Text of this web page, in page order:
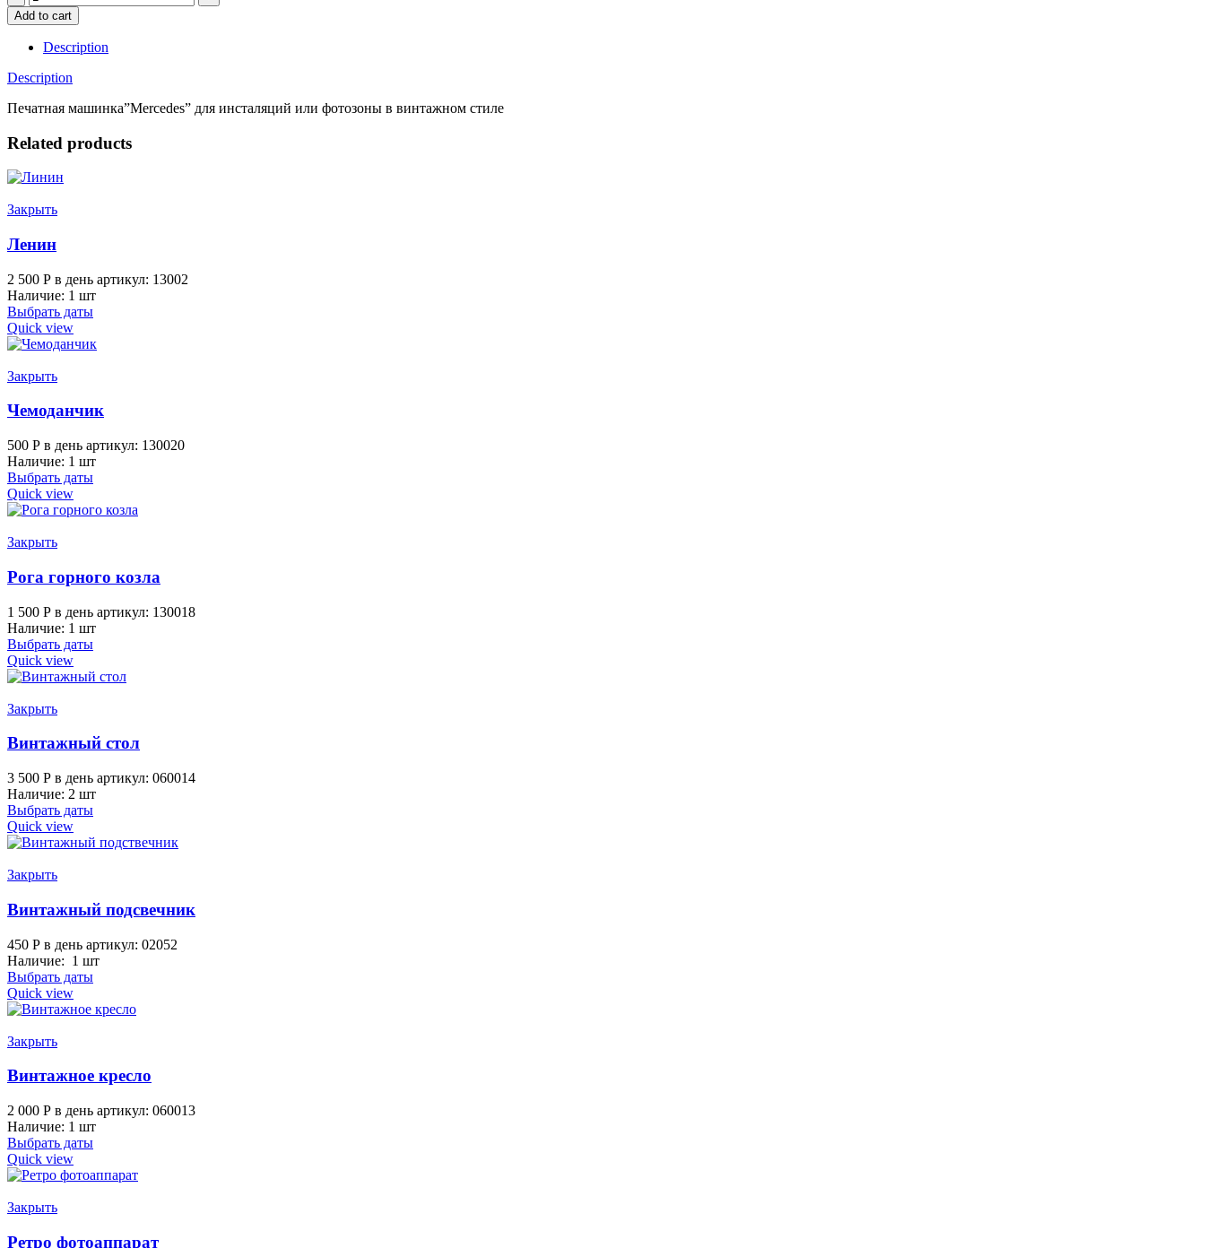
машинка"Mercedes"
quantity
Add to cart
Description
Description
Печатная машинка”Mercedes” для инсталяций или фотозоны в винтажном стиле
Related products
Закрыть
Ленин
2 500 Р в день артикул: 13002
Наличие: 1 шт
Выбрать даты
Quick view
Закрыть
Чемоданчик
500 Р в день артикул: 130020
Наличие: 1 шт
Выбрать даты
Quick view
Закрыть
Рога горного козла
1 500 Р в день артикул: 130018
Наличие: 1 шт
Выбрать даты
Quick view
Закрыть
Винтажный стол
3 500 Р в день артикул: 060014
Наличие: 2 шт
Выбрать даты
Quick view
Закрыть
Винтажный подсвечник
450 Р в день артикул: 02052
Наличие: 1 шт
Выбрать даты
Quick view
Закрыть
Винтажное кресло
2 000 Р в день артикул: 060013
Наличие: 1 шт
Выбрать даты
Quick view
Закрыть
Ретро фотоаппарат